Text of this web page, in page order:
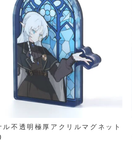
ル不透明極厚アクリルマグネット